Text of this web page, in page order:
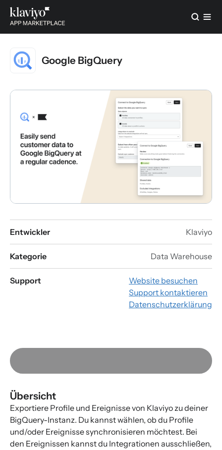
Google BigQuery
Entwickler Klaviyo
Kategorie Data Warehouse
Support
Website besuchen
Support kontaktieren
Datenschutzerklärung
Übersicht
Exportiere Profile und Ereignisse von Klaviyo zu deiner
BigQuery-Instanz. Du kannst wählen, ob du Profile
und/oder Ereignisse synchronisieren möchtest. Bei
den Ereignissen kannst du Integrationen ausschließen,